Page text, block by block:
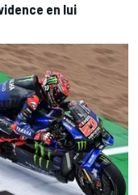
en lui